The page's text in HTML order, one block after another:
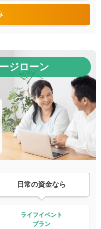
ジローン
日常の資金なら
ライフイベント
プラン